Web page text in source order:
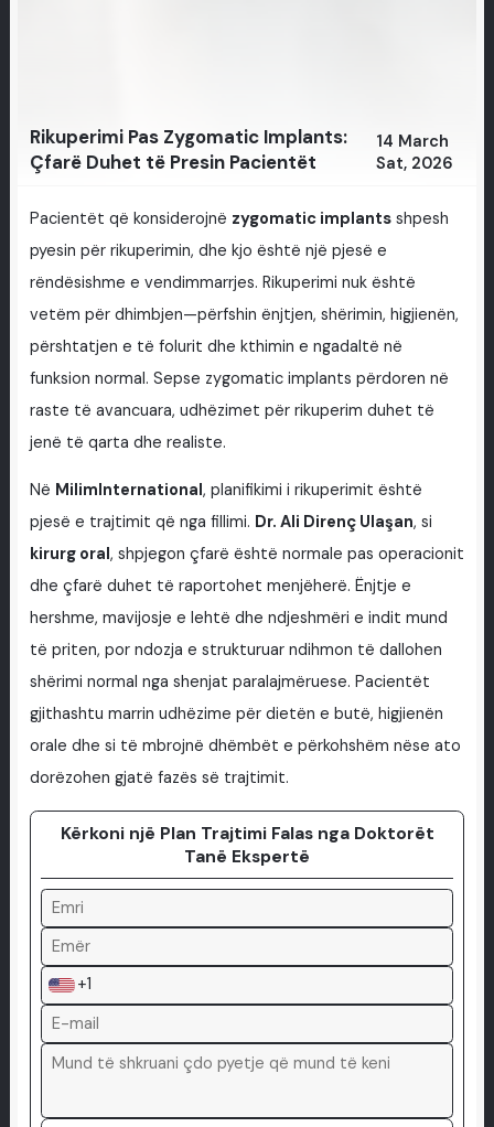
Rikuperimi Pas Zygomatic Implants:
Çfarë Duhet të Presin Pacientët
14 March
Sat, 2026
Pacientët që konsiderojnë zygomatic implantsshpesh
pyesin për rikuperimin, dhe kjo është një pjesë e
rëndësishme e vendimmarrjes. Rikuperimi nuk është
vetëm për dhimbjen—përfshin ënjtjen, shërimin, higjienën,
përshtatjen e të folurit dhe kthimin e ngadaltë në
funksion normal. Sepse zygomatic implants përdoren në
raste të avancuara, udhëzimet për rikuperim duhet të
jenë të qarta dhe realiste.
Në MilimInternational, planifikimi i rikuperimit është
pjesë e trajtimit që nga fillimi. Dr. Ali Direnç Ulaşan, si
kirurg oral, shpjegon çfarë është normale pas operacionit
dhe çfarë duhet të raportohet menjëherë. Ënjtje e
hershme, mavijosje e lehtë dhe ndjeshmëri e indit mund
të priten, por ndozja e strukturuar ndihmon të dallohen
shërimi normal nga shenjat paralajmëruese. Pacientët
gjithashtu marrin udhëzime për dietën e butë, higjienën
orale dhe si të mbrojnë dhëmbët e përkohshëm nëse ato
dorëzohen gjatë fazës së trajtimit.
Kërkoni një Plan Trajtimi Falas nga Doktorët
Tanë Ekspertë
+1